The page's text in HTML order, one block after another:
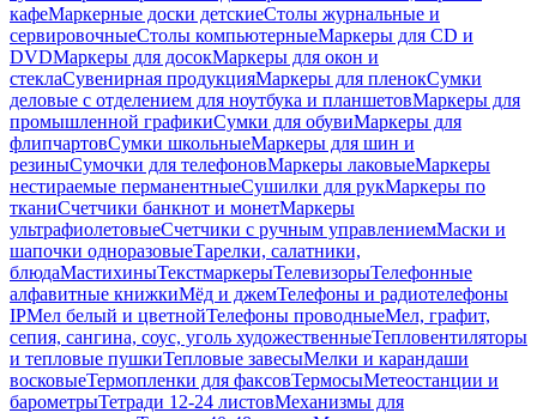
кафеМаркерные доски детскиеСтолы журнальные и
сервировочныеСтолы компьютерныеМаркеры для CD и
DVDМаркеры для досокМаркеры для окон и
стеклаСувенирная продукцияМаркеры для пленокСумки
деловые с отделением для ноутбука и планшетовМаркеры для
промышленной графикиСумки для обувиМаркеры для
флипчартовСумки школьныеМаркеры для шин и
резиныСумочки для телефоновМаркеры лаковыеМаркеры
нестираемые перманентныеСушилки для рукМаркеры по
тканиСчетчики банкнот и монетМаркеры
ультрафиолетовыеСчетчики с ручным управлениемМаски и
шапочки одноразовыеТарелки, салатники,
блюдаМастихиныТекстмаркерыТелевизорыТелефонные
алфавитные книжкиМёд и джемТелефоны и радиотелефоны
IPМел белый и цветнойТелефоны проводныеМел, графит,
сепия, сангина, соус, уголь художественныеТепловентиляторы
и тепловые пушкиТепловые завесыМелки и карандаши
восковыеТермопленки для факсовТермосыМетеостанции и
барометрыТетради 12-24 листовМеханизмы для